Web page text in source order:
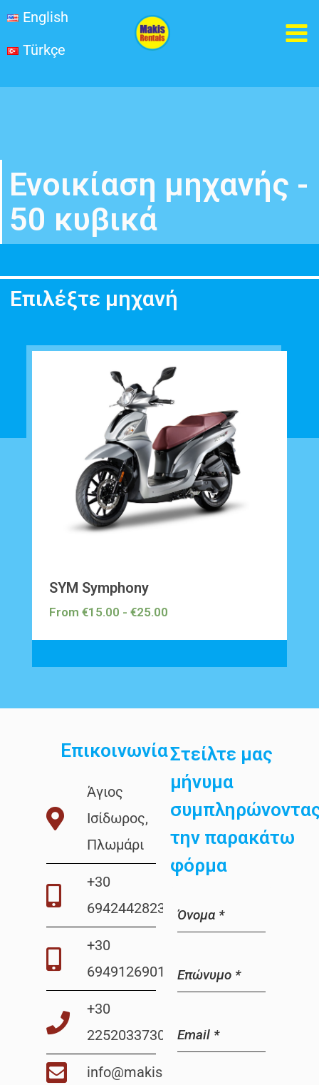
Μετάβαση
English
Türkçe
Ενοικίαση μηχανής -
50 κυβικά
Επιλέξτε μηχανή
SYM Symphony
From €15.00 - €25.00
Επικοινωνία
Άγιος
Ισίδωρος,
Πλωμάρι
+30
6942442823
+30
6949126901
+30
2252033730
info@makisrentals.gr
Στείλτε μας
μήνυμα
την παρακάτω
φόρμα
Όνομα *
Επώνυμο *
Email *